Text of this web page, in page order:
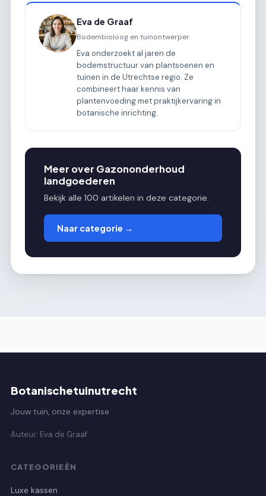
Eva de Graaf
Bodembioloog en tuinontwerper
Eva onderzoekt al jaren de
bodemstructuur van plantsoenen en
tuinen in de Utrechtse regio. Ze
combineert haar kennis van
plantenvoeding met praktijkervaring in
botanische inrichting.
Meer over Gazononderhoud
landgoederen
Bekijk alle 100 artikelen in deze categorie.
Naar categorie →
Botanischetuinutrecht
Jouw tuin, onze expertise.
Auteur: Eva de Graaf
CATEGORIEËN
Luxe kassen